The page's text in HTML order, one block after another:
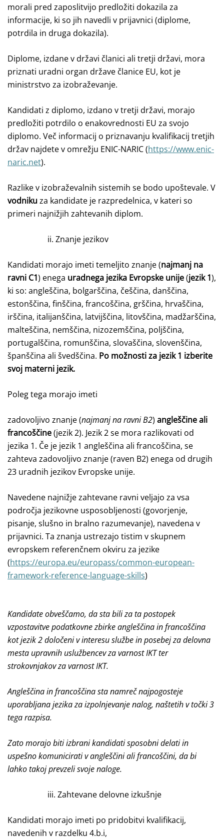
morali pred zaposlitvijo predložiti dokazila za
informacije, ki so jih navedli v prijavnici (diplome,
potrdila in druga dokazila).
Diplome, izdane v državi članici ali tretji državi, mora
priznati uradni organ države članice EU, kot je
ministrstvo za izobraževanje.
Kandidati z diplomo, izdano v tretji državi, morajo
predložiti potrdilo o enakovrednosti EU za svojo
diplomo. Več informacij o priznavanju kvalifikacij tretjih
držav najdete v omrežju ENIC-NARIC (https://www.enic-
naric.net).
Razlike v izobraževalnih sistemih se bodo upoštevale. V
vodnikuza kandidate je razpredelnica, v kateri so
primeri najnižjih zahtevanih diplom.
ii. Znanje jezikov
Kandidati morajo imeti temeljito znanje (najmanj na
ravni C1) enega uradnega jezika Evropske unije(jezik 1),
ki so: angleščina, bolgarščina, češčina, danščina,
estonščina, finščina, francoščina, grščina, hrvaščina,
irščina, italijanščina, latvijščina, litovščina, madžarščina,
malteščina, nemščina, nizozemščina, poljščina,
portugalščina, romunščina, slovaščina, slovenščina,
španščina ali švedščina. Po možnosti za jezik 1 izberite
svoj materni jezik.
Poleg tega morajo imeti
zadovoljivo znanje (najmanj na ravni B2) angleščine ali
francoščine(jezik 2). Jezik 2 se mora razlikovati od
jezika 1. Če je jezik 1 angleščina ali francoščina, se
zahteva zadovoljivo znanje (raven B2) enega od drugih
23 uradnih jezikov Evropske unije.
Navedene najnižje zahtevane ravni veljajo za vsa
področja jezikovne usposobljenosti (govorjenje,
pisanje, slušno in bralno razumevanje), navedena v
prijavnici. Ta znanja ustrezajo tistim v skupnem
evropskem referenčnem okviru za jezike
(https://europa.eu/europass/common-european-
framework-reference-language-skills)
Kandidate obveščamo, dasta bili za ta postopek
vzpostavitve podatkovne zbirkeangleščina in francoščina
kot jezik 2 določeni v interesu službe in posebej za delovna
mesta upravnih uslužbencev za varnost IKT ter
strokovnjakov za varnost IKT.
Angleščina in francoščina sta namreč najpogosteje
uporabljana jezika za izpolnjevanje nalog, naštetih v točki 3
tega razpisa.
Zato morajo biti izbrani kandidati sposobni delati in
uspešno komunicirati v angleščini ali francoščini, da bi
lahko takoj prevzeli svoje naloge.
iii. Zahtevane delovne izkušnje
Kandidati morajo imeti po pridobitvi kvalifikacij,
navedenih v razdelku 4.b.i,